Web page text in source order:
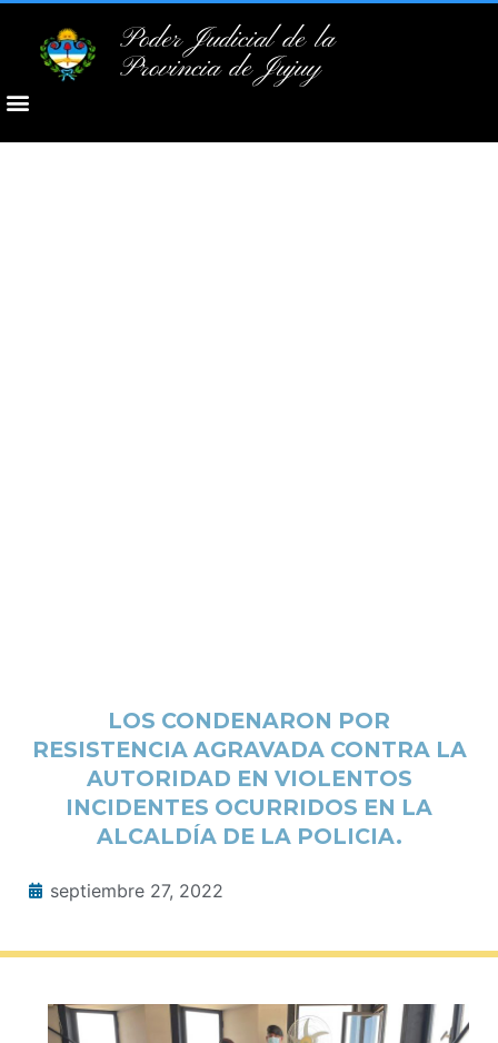
Poder Judicial de la
Provincia de Jujuy
LOS CONDENARON POR
RESISTENCIA AGRAVADA CONTRA LA
AUTORIDAD EN VIOLENTOS
INCIDENTES OCURRIDOS EN LA
ALCALDÍA DE LA POLICIA.
septiembre 27, 2022